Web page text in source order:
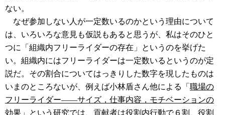
ない。
なぜ参加しない人が一定数いるのかという理由について
は、いろいろな意見も仮説もあると思うが、私はそのひと
つに「組織内フリーライダーの存在」というのを挙げた
い。組織内にはフリーライダーは一定数いるというのが定
説だ。その割合についてはっきりした数字を現したものは
いまのところないが、例えば小林盾さん他による「 職場の
フリーライダー――サイズ，仕事内容，モチベーションの
効果 」という研究では、貢献者は役割内行動で６割、役割